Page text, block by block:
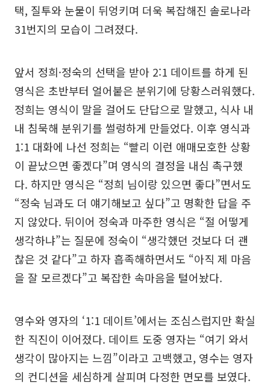
택, 질투와 눈물이 뒤엉키며 더욱 복잡해진 솔로나라
31번지의 모습이 그려졌다.
앞서 정희·정숙의 선택을 받아 2:1 데이트를 하게 된
영식은 초반부터 얼어붙은 분위기에 당황스러워했다.
정희는 영식이 말을 걸어도 단답으로 말했고, 식사 내
내 침묵해 분위기를 썰렁하게 만들었다. 이후 영식과
1:1 대화에 나선 정희는 “빨리 이런 애매모호한 상황
이 끝났으면 좋겠다”며 영식의 결정을 내심 촉구했
다. 하지만 영식은 “정희 님이랑 있으면 좋다”면서도
“정숙 님과도 더 얘기해보고 싶다”고 명확한 답을 주
지 않았다. 뒤이어 정숙과 마주한 영식은 “절 어떻게
생각하냐”는 질문에 정숙이 “생각했던 것보다 더 괜
찮은 것 같다”고 하자 흡족해하면서도 “아직 제 마음
을 잘 모르겠다”고 복잡한 속마음을 털어놨다.
영수와 영자의 ‘1:1 데이트’에서는 조심스럽지만 확실
한 직진이 이어졌다. 데이트 도중 영자는 “여기 와서
생각이 많아지는 느낌”이라고 고백했고, 영수는 영자
의 컨디션을 세심하게 살피며 다정한 면모를 보였다.